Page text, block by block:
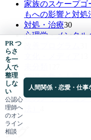
家族のスケープゴ
もへの影響と対処
対処・治療30
心理学・メンタル
職場の救う上司（
方と境界線の引き
親のメサイアコン
タグ
PR つ
らさ
を一
人で
整理
しな
い
公認心
理師へ
のオン
ライン
相談
人間関係・恋愛・仕事